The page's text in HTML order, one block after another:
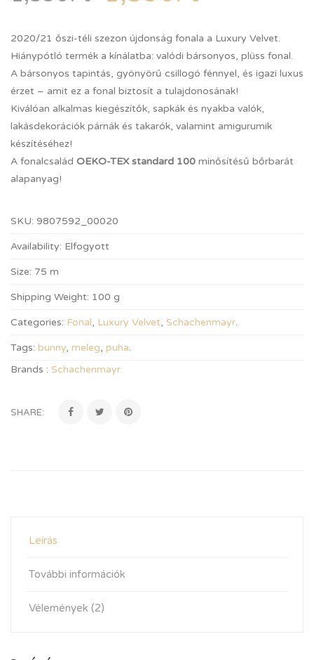
alapján
2020/21 őszi-téli szezon újdonság fonala a Luxury Velvet.
Hiánypótló termék a kínálatba: valódi bársonyos, plüss fonal.
A bársonyos tapintás, gyönyörű csillogó fénnyel, és igazi luxus
érzet – amit ez a fonal biztosít a tulajdonosának!
Kiválóan alkalmas kiegészítők, sapkák és nyakba valók,
lakásdekorációk párnák és takarók, valamint amigurumik
készítéséhez!
A fonalcsalád OEKO-TEX standard 100 minősítésű bőrbarát
alapanyag!
SKU: 9807592_00020
Availability: Elfogyott
Size: 75 m
Shipping Weight: 100 g
Categories: Fonal, Luxury Velvet, Schachenmayr.
Tags: bunny, meleg, puha.
Brands : Schachenmayr
SHARE:
Leírás
További információk
Vélemények (2)